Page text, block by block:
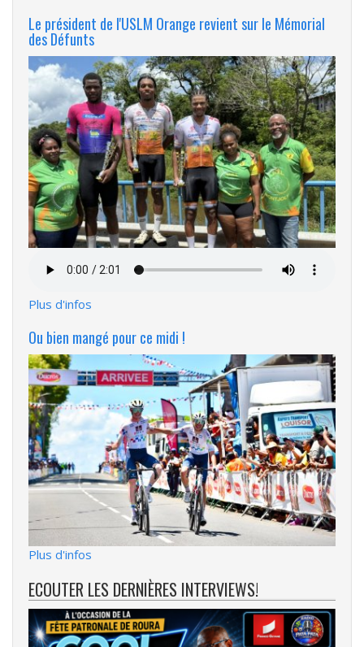
Le président de l'USLM Orange revient sur le Mémorial
des Défunts
audio
Plus d'infos
Ou bien mangé pour ce midi !
Plus d'infos
ECOUTER LES DERNIÈRES INTERVIEWS!